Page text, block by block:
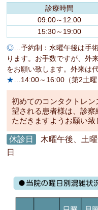
診療時間
09:00～12:00
15:30～19:00
◎ …予約制：水曜午後は手
ります。お手数ですが、外
をお願い致します。外来は
★ …14:00～16:00（第2土曜
初めてのコンタクトレ
望される患者様は、診
ただきますようお願い致
休診日
木曜午後、土
日